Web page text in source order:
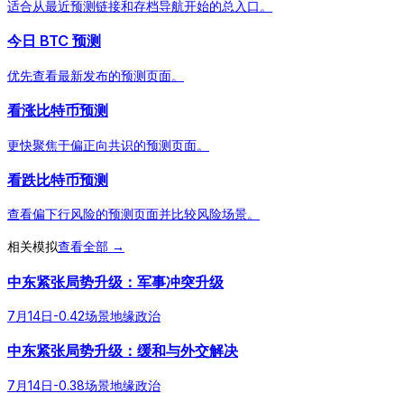
适合从最近预测链接和存档导航开始的总入口。
今日 BTC 预测
优先查看最新发布的预测页面。
看涨比特币预测
更快聚焦于偏正向共识的预测页面。
看跌比特币预测
查看偏下行风险的预测页面并比较风险场景。
相关模拟查看全部 →
中东紧张局势升级：军事冲突升级
7月14日-0.42场景地缘政治
中东紧张局势升级：缓和与外交解决
7月14日-0.38场景地缘政治